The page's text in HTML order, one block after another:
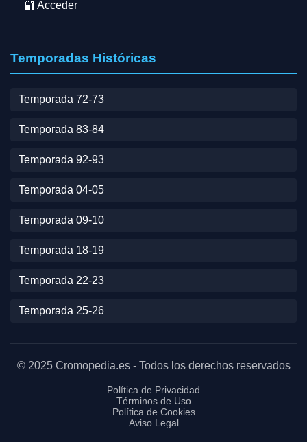
🔐 Acceder
Temporadas Históricas
Temporada 72-73
Temporada 83-84
Temporada 92-93
Temporada 04-05
Temporada 09-10
Temporada 18-19
Temporada 22-23
Temporada 25-26
© 2025 Cromopedia.es - Todos los derechos reservados
Política de Privacidad
Términos de Uso
Política de Cookies
Aviso Legal